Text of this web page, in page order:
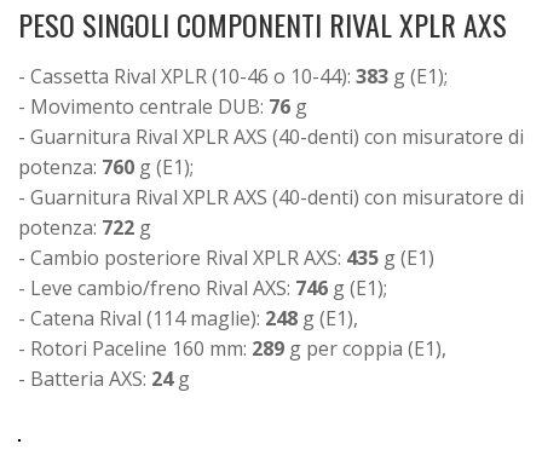
PESO SINGOLI COMPONENTI RIVAL XPLR AXS
- Cassetta Rival XPLR (10-46 o 10-44): 383 g (E1);
- Movimento centrale DUB: 76 g
- Guarnitura Rival XPLR AXS (40-denti) con misuratore di
potenza: 760 g (E1);
- Guarnitura Rival XPLR AXS (40-denti) con misuratore di
potenza: 722 g
- Cambio posteriore Rival XPLR AXS: 435 g (E1)
- Leve cambio/freno Rival AXS: 746 g (E1);
- Catena Rival (114 maglie): 248 g (E1),
- Rotori Paceline 160 mm: 289 g per coppia (E1),
- Batteria AXS: 24g